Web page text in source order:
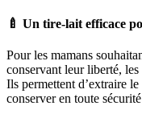
🍼 Un tire-lait efficace
Pour les mamans
conservant leur liberté, les
Ils permettent d’extraire
conserver en toute